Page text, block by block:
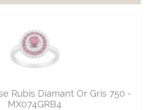
Rubis Diamant Or Gris 750 -
MX074GRB4